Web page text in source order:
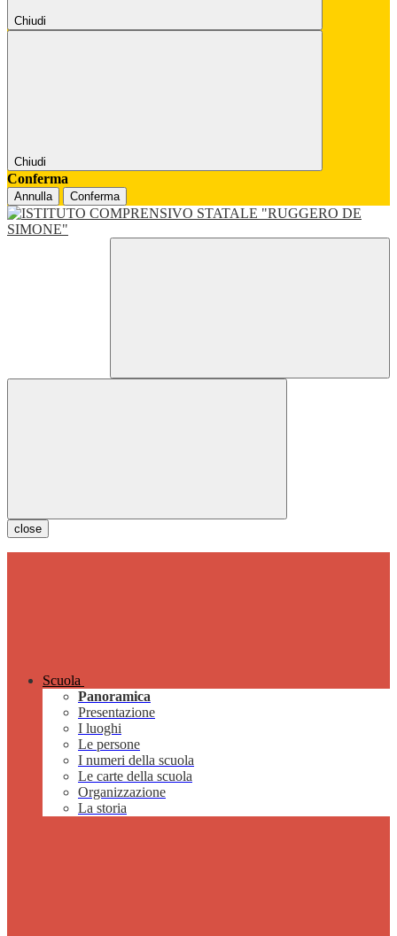
Chiudi
Chiudi
Conferma
Annulla Conferma
close
Scuola
Panoramica
Presentazione
I luoghi
Le persone
I numeri della scuola
Le carte della scuola
Organizzazione
La storia